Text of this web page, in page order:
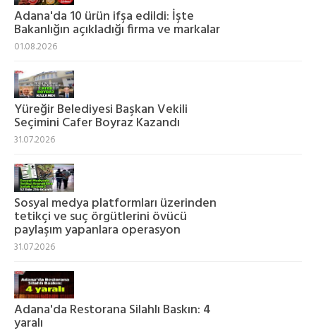
Adana'da 10 ürün ifşa edildi: İşte
Bakanlığın açıkladığı firma ve markalar
01.08.2026
Yüreğir Belediyesi Başkan Vekili
Seçimini Cafer Boyraz Kazandı
31.07.2026
Sosyal medya platformları üzerinden
tetikçi ve suç örgütlerini övücü
paylaşım yapanlara operasyon
31.07.2026
Adana'da Restorana Silahlı Baskın: 4
yaralı